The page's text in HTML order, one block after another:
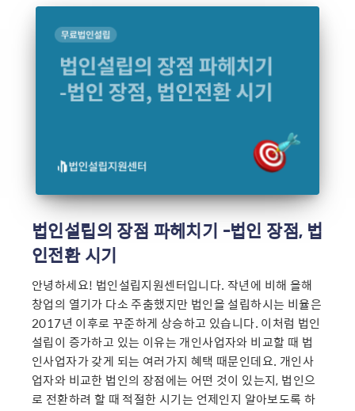
법인설립의 장점 파헤치기 -법인 장점, 법
인전환 시기
안녕하세요! 법인설립지원센터입니다. 작년에 비해 올해
창업의 열기가 다소 주춤했지만 법인을 설립하시는 비율은
2017년 이후로 꾸준하게 상승하고 있습니다. 이처럼 법인
설립이 증가하고 있는 이유는 개인사업자와 비교할 때 법
인사업자가 갖게 되는 여러가지 혜택 때문인데요. 개인사
업자와 비교한 법인의 장점에는 어떤 것이 있는지, 법인으
로 전환하려 할 때 적절한 시기는 언제인지 알아보도록 하